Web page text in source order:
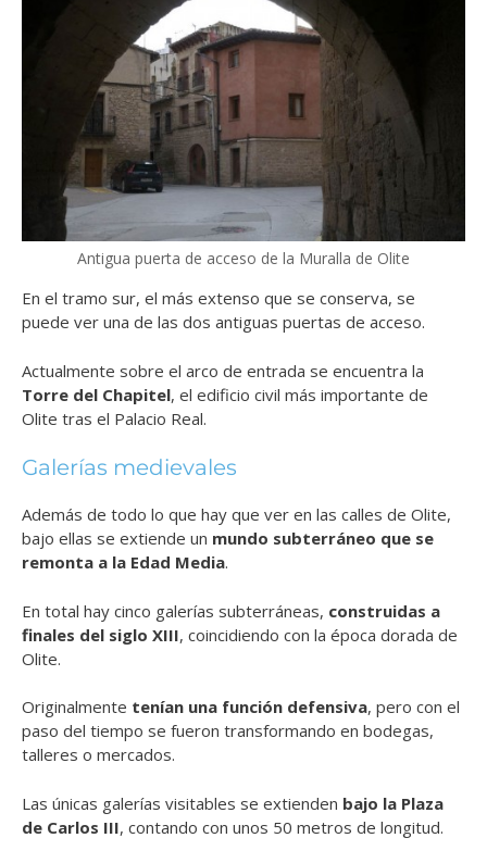
Antigua puerta de acceso de la Muralla de Olite
En el tramo sur, el más extenso que se conserva, se
puede ver una de las dos antiguas puertas de acceso.
Actualmente sobre el arco de entrada se encuentra la
Torre del Chapitel, el edificio civil más importante de
Olite tras el Palacio Real.
Galerías medievales
Además de todo lo que hay que ver en las calles de Olite,
bajo ellas se extiende un mundo subterráneo que se
remonta a la Edad Media.
En total hay cinco galerías subterráneas, construidas a
finales del siglo XIII, coincidiendo con la época dorada de
Olite.
Originalmente tenían una función defensiva, pero con el
paso del tiempo se fueron transformando en bodegas,
talleres o mercados.
Las únicas galerías visitables se extienden bajo la Plaza
de Carlos III, contando con unos 50 metros de longitud.